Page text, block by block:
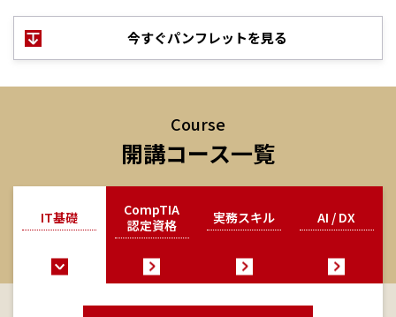
今すぐパンフレットを見る
Course
開講コース一覧
IT基礎
CompTIA
認定資格
実務スキル AI / DX